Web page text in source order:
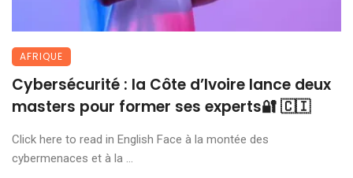
AFRIQUE
Cybersécurité : la Côte d’Ivoire lance deux
masters pour former ses experts🔐 🇨🇮
Click here to read in English Face à la montée des
cybermenaces et à la ...